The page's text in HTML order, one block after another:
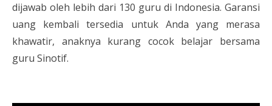
dijawab oleh lebih dari 130 guru di Indonesia. Garansi
uang kembali tersedia untuk Anda yang merasa
khawatir, anaknya kurang cocok belajar bersama
guru Sinotif.